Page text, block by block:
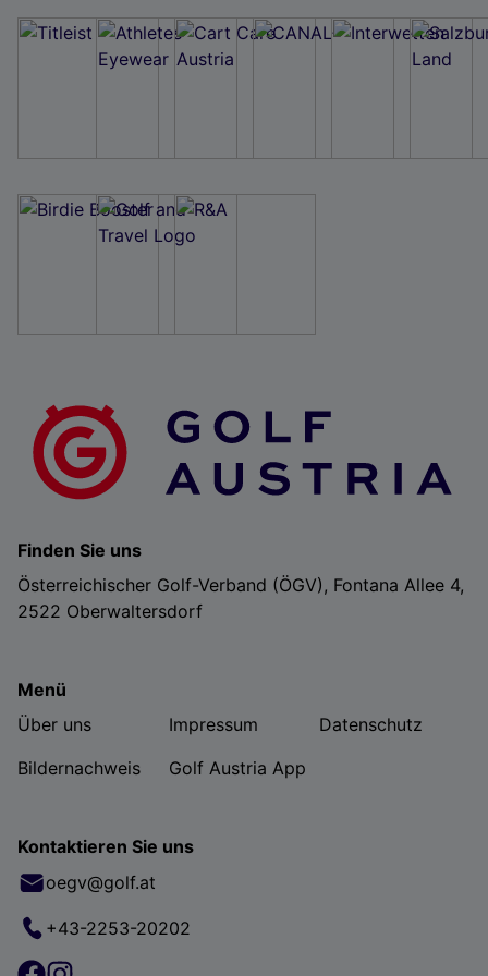
Finden Sie uns
Österreichischer Golf-Verband (ÖGV), Fontana Allee 4,
2522 Oberwaltersdorf
Menü
Über uns
Impressum
Datenschutz
Bildernachweis
Golf Austria App
Kontaktieren Sie uns
oegv@golf.at
+43-2253-20202
Wir und unsere Partner verarbeiten Daten, um
Verwendung genauer Standortdaten. Endgeräteeigenschaften zur Identifikation